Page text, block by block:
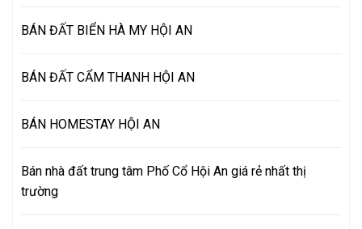
BÁN ĐẤT BIỂN HÀ MY HỘI AN
BÁN ĐẤT CẨM THANH HỘI AN
BÁN HOMESTAY HỘI AN
Bán nhà đất trung tâm Phố Cổ Hội An giá rẻ nhất thị
trường